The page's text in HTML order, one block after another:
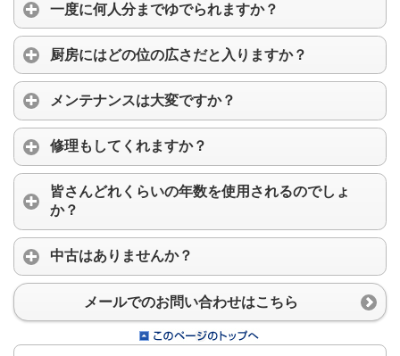
一度に何人分までゆでられますか？
厨房にはどの位の広さだと入りますか？
メンテナンスは大変ですか？
修理もしてくれますか？
皆さんどれくらいの年数を使用されるのでしょ
か？
中古はありませんか？
メールでのお問い合わせはこちら